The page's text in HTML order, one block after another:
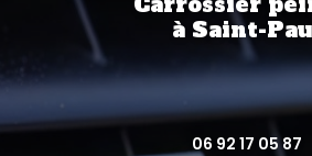
à Saint-
06 92 17 05 87